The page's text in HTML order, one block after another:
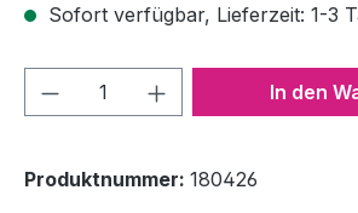
Sofort verfügbar, Lieferzeit: 1-3
Produkt Anzahl: GibIn den
Produktnummer: 180426